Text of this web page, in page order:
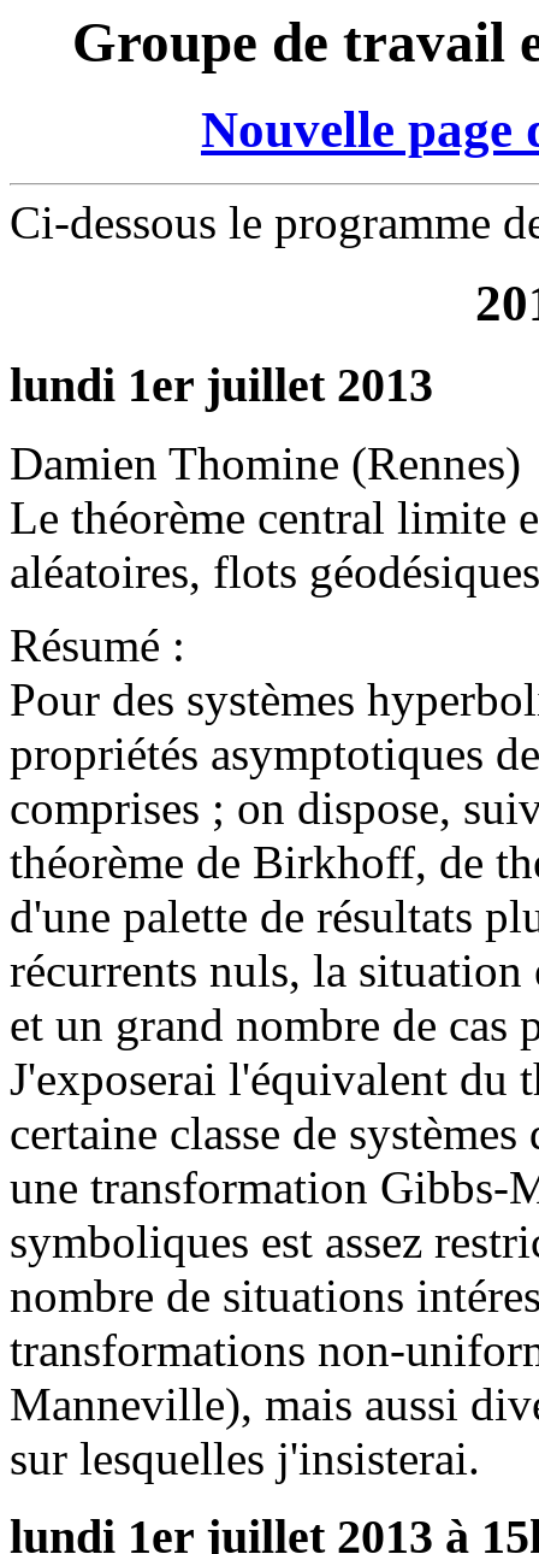
Groupe de travail
Nouvelle
Ci-dessous le programme
lundi 1er juillet 2013
Damien Thomine (Rennes)
Le théorème central limite
aléatoires, flots
Résumé :
Pour des systèmes
propriétés asymptotiques
comprises ; on dispose,
théorème de Birkhoff, de
d'une palette de résultats
récurrents nuls, la situation
et un grand nombre de cas
J'exposerai l'équivalent du
certaine classe de
une transformation Gibbs-
symboliques est assez
nombre de situations
transformations non-
Manneville), mais aussi
sur lesquelles j'insisterai.
lundi 1er juillet 2013 à